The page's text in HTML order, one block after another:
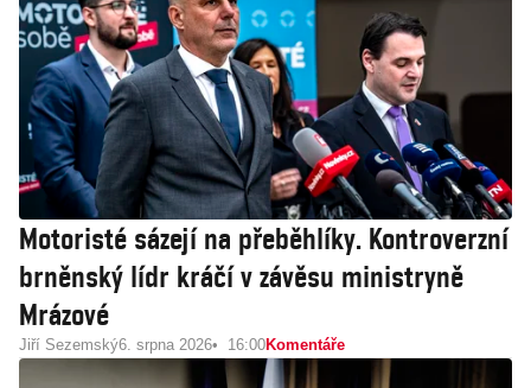
Motoristé sázejí na přeběhlíky. Kontroverzní
brněnský lídr kráčí v závěsu ministryně
Mrázové
Jiří Sezemský6. srpna 2026 16:00Komentáře